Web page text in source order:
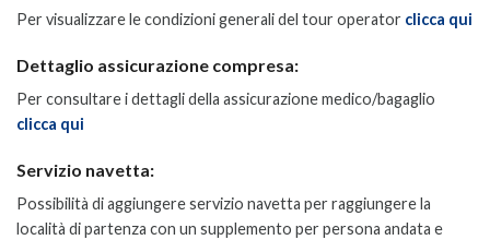
Per visualizzare le condizioni generali del tour operator clicca qui
Dettaglio assicurazione compresa:
Per consultare i dettagli della assicurazione medico/bagaglio
clicca qui
Servizio navetta:
Possibilità di aggiungere servizio navetta per raggiungere la
località di partenza con un supplemento per persona andata e